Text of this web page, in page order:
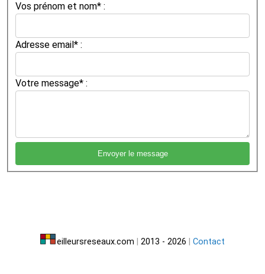
Vos prénom et nom* :
Adresse email* :
Votre message* :
eilleursreseaux.com 2013 - 2026 Contact